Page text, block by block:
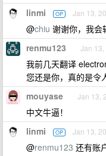
linmi OP Jan 13,
@chiu 谢谢你，我
renmu123 Jan
我前几天翻译
您还是你，真的是令
mouyase Jan 13,
中文牛逼！
linmi OP Jan 13,
@renmu123 还有账